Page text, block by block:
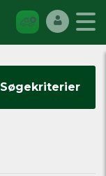
Søgekriterier